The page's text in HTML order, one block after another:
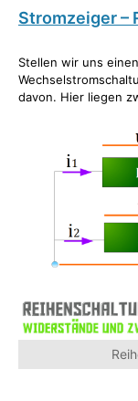
Stromzeiger –
Stellen wir uns
davon. Hier liegen